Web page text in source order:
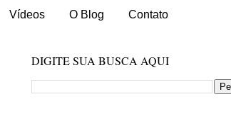
Vídeos O Blog Contato
DIGITE SUA BUSCA AQUI